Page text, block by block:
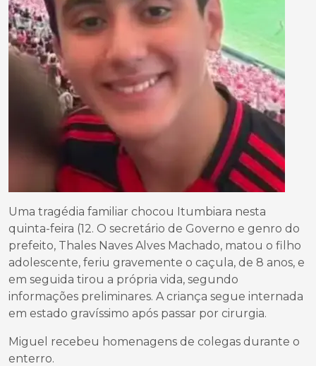
Uma tragédia familiar chocou Itumbiara nesta
quinta-feira (12. O secretário de Governo e genro do
prefeito, Thales Naves Alves Machado, matou o filho
adolescente, feriu gravemente o caçula, de 8 anos, e
em seguida tirou a própria vida, segundo
informações preliminares. A criança segue internada
em estado gravíssimo após passar por cirurgia.
Miguel recebeu homenagens de colegas durante o
enterro.